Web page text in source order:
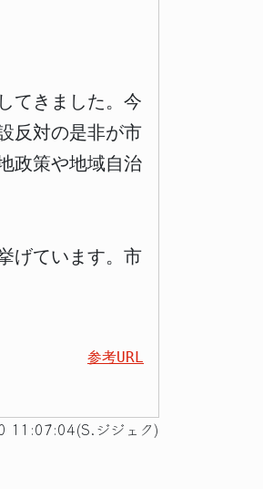
てきました。今
反対の是非が市
政策や地域自治
げています。市
参考URL
11:07:04(S.ジジェク)